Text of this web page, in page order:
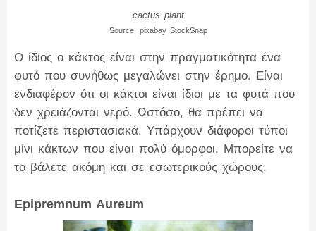
cactus plant
Source: pixabay StockSnap
Ο ίδιος ο κάκτος είναι στην πραγματικότητα ένα
φυτό που συνήθως μεγαλώνει στην έρημο. Είναι
ενδιαφέρον ότι οι κάκτοι είναι ίδιοι με τα φυτά που
δεν χρειάζονται νερό. Ωστόσο, θα πρέπει να
ποτίζετε περιστασιακά. Υπάρχουν διάφοροι τύποι
μίνι κάκτων που είναι πολύ όμορφοι. Μπορείτε να
το βάλετε ακόμη και σε εσωτερικούς χώρους.
Epipremnum Aureum